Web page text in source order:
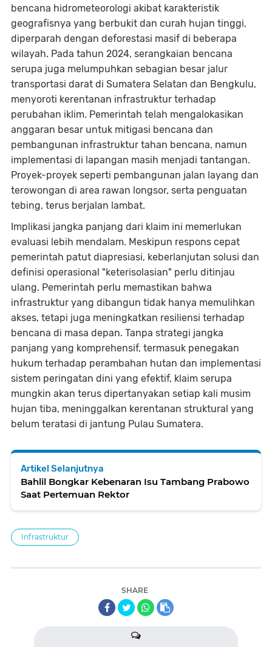
bencana hidrometeorologi akibat karakteristik
geografisnya yang berbukit dan curah hujan tinggi,
diperparah dengan deforestasi masif di beberapa
wilayah. Pada tahun 2024, serangkaian bencana
serupa juga melumpuhkan sebagian besar jalur
transportasi darat di Sumatera Selatan dan Bengkulu,
menyoroti kerentanan infrastruktur terhadap
perubahan iklim. Pemerintah telah mengalokasikan
anggaran besar untuk mitigasi bencana dan
pembangunan infrastruktur tahan bencana, namun
implementasi di lapangan masih menjadi tantangan.
Proyek-proyek seperti pembangunan jalan layang dan
terowongan di area rawan longsor, serta penguatan
tebing, terus berjalan lambat.
Implikasi jangka panjang dari klaim ini memerlukan
evaluasi lebih mendalam. Meskipun respons cepat
pemerintah patut diapresiasi, keberlanjutan solusi dan
definisi operasional "keterisolasian" perlu ditinjau
ulang. Pemerintah perlu memastikan bahwa
infrastruktur yang dibangun tidak hanya memulihkan
akses, tetapi juga meningkatkan resiliensi terhadap
bencana di masa depan. Tanpa strategi jangka
panjang yang komprehensif, termasuk penegakan
hukum terhadap perambahan hutan dan implementasi
sistem peringatan dini yang efektif, klaim serupa
mungkin akan terus dipertanyakan setiap kali musim
hujan tiba, meninggalkan kerentanan struktural yang
belum teratasi di jantung Pulau Sumatera.
Artikel Selanjutnya
Bahlil Bongkar Kebenaran Isu Tambang Prabowo
Saat Pertemuan Rektor
Infrastruktur
SHARE